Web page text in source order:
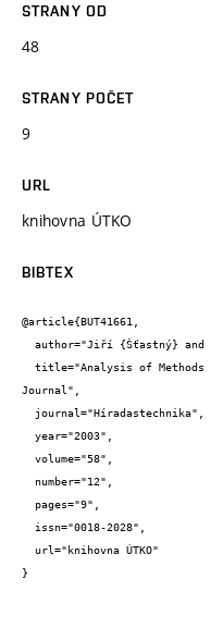
STRANY OD
48
STRANY POČET
9
URL
knihovna ÚTKO
BIBTEX
@article{BUT41661,
Journal",
}